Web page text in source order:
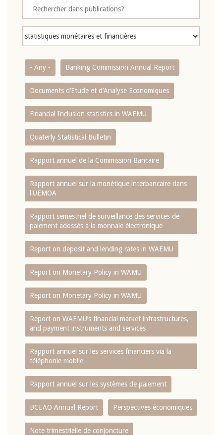
- Any - Banking Commission Annual Report
Documents d’Etude et d’Analyse Economiques
Financial Inclusion statistics in WAEMU
Quaterly Statistical Bulletin
Rapport annuel de la Commission Bancaire
Rapport annuel sur la monétique interbancaire dans
l'UEMOA
Rapport semestriel de surveillance des services de
paiement adossés à la monnaie électronique
Report on deposit and lending rates in WAEMU
Report on Monetary Policy in WAMU
Report on Monetary Policy in WAMU
Report on WAEMU’s financial market infrastructures,
and payment instruments and services
Rapport annuel sur les services financiers via la
téléphonie mobile
Rapport annuel sur les systèmes de paiement
BCEAO Annual Report Perspectives économiques
Note trimestrielle de conjoncture